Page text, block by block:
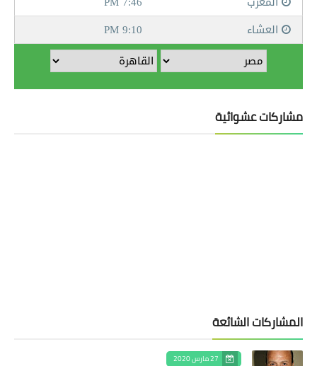
مشاركات عشوائية
المشاركات الشائعة
27 مارس 2020